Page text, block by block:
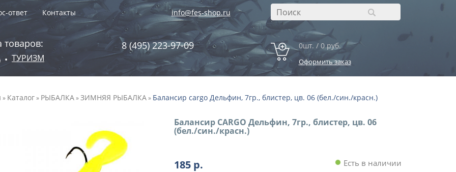
ответ Контакты info@fes-shop.ru
товаров:
• ТУРИЗМ
8 (495) 223-97-09 0шт. / 0 руб.
Оформить заказ
» Каталог» РЫБАЛКА»ЗИМНЯЯ РЫБАЛКА» Балансир cargo Дельфин, 7гр., блистер, цв. 06 (бел./син./красн.)
Балансир CARGO Дельфин, 7гр., блистер, цв. 06
(бел./син./красн.)
185 р. Есть в наличии